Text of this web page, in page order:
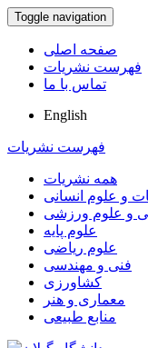
Toggle navigation
صفحه اصلی
فهرست نشریات
تماس با ما
English
فهرست نشریات
همه نشریات
و علوم انسانی
و علوم ورزشی
علوم پایه
علوم ریاضی
فنی و مهندسی
کشاورزی
معماری و هنر
منابع طبیعی